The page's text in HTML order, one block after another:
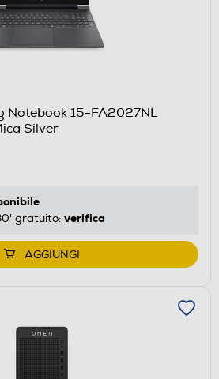
Notebook 15-FA2027NL
Silver
gratuito: verifica
AGGIUNGI